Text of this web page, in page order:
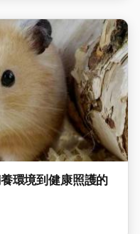
環境到健康照護的